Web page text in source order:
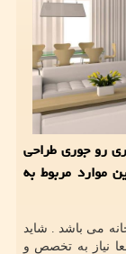
این جمله بودیم كه ساختمان 60 متری رو جوری طراحی
همه این موارد مربوط به
می باشد . شاید
نیاز به تخصص و